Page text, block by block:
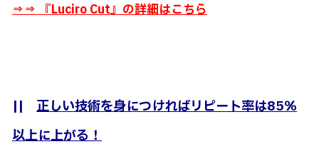
⇒⇒ 『Luciro Cut』の詳細はこちら
|| 正しい技術を身につければリピート率は85％
以上に上がる！